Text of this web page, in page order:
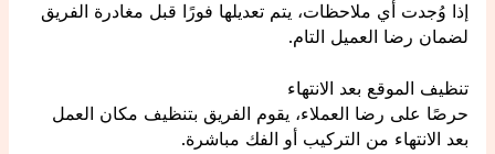
إذا وُجدت أي ملاحظات، يتم تعديلها فورًا قبل مغادرة الفريق
لضمان رضا العميل التام.
تنظيف الموقع بعد الانتهاء
حرصًا على رضا العملاء، يقوم الفريق بتنظيف مكان العمل
بعد الانتهاء من التركيب أو الفك مباشرة.